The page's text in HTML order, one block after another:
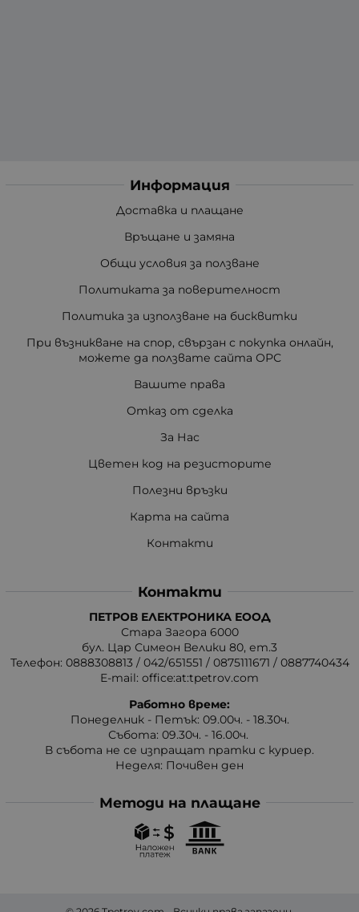
Информация
Доставка и плащане
Връщане и замяна
Общи условия за ползване
Политиката за поверителност
Политика за използване на бисквитки
При възникване на спор, свързан с покупка онлайн,
можете да ползвате сайта ОРС
Вашите права
Отказ от сделка
За Нас
Цветен код на резисторите
Полезни връзки
Карта на сайта
Контакти
Контакти
ПЕТРОВ ЕЛЕКТРОНИКА ЕООД
Стара Загора 6000
бул. Цар Симеон Велики 80, ет.3
Телефон: 0888308813 / 042/651551 / 0875111671 / 0887740434
E-mail: office:at:tpetrov.com
Работно време:
Понеделник - Петък: 09.00ч. - 18.30ч.
Събота: 09.30ч. - 16.00ч.
В събота не се изпращат пратки с куриер.
Неделя: Почивен ден
Методи на плащане